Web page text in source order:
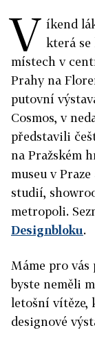
V íkend
která se
místech v
Prahy na
putovní
Cosmos, v
představili
na Pražském
museu v
studií,
metropoli.
Designbloku.
Máme pro
byste neměli
letošní vítěze,
designové